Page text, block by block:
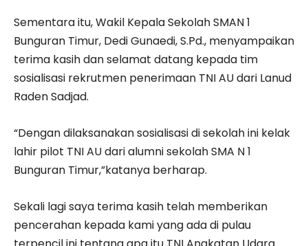
Sementara itu, Wakil Kepala Sekolah SMAN 1
Bunguran Timur, Dedi Gunaedi, S.Pd., menyampaikan
terima kasih dan selamat datang kepada tim
sosialisasi rekrutmen penerimaan TNI AU dari Lanud
Raden Sadjad.
“Dengan dilaksanakan sosialisasi di sekolah ini kelak
lahir pilot TNI AU dari alumni sekolah SMA N 1
Bunguran Timur,”katanya berharap.
Sekali lagi saya terima kasih telah memberikan
pencerahan kepada kami yang ada di pulau